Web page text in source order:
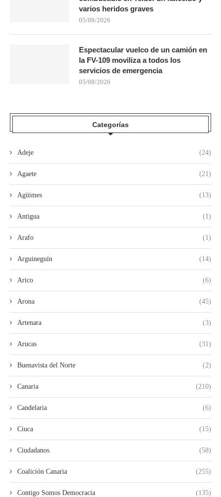
varios heridos graves
05/08/2026
Espectacular vuelco de un camión en
la FV-109 moviliza a todos los
servicios de emergencia
05/08/2026
Categorías
Adeje (24)
Agaete (21)
Agüimes (13)
Antigua (1)
Arafo (1)
Arguineguín (14)
Arico (6)
Arona (45)
Artenara (3)
Arucas (31)
Buenavista del Norte (2)
Canaria (210)
Candelaria (6)
Ciuca (15)
Ciudadanos (58)
Coalición Canaria (255)
Contigo Somos Democracia (135)